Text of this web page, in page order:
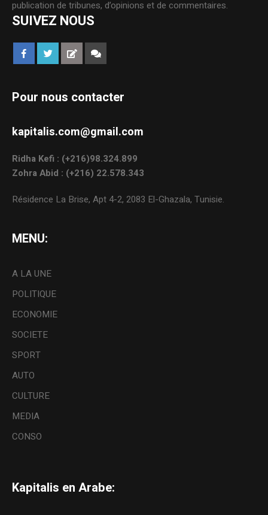
publication de tribunes, d’opinions et de commentaires.
SUIVEZ NOUS
Pour nous contacter
kapitalis.com@gmail.com
Ridha Kefi : (+216)98.324.899
Zohra Abid : (+216) 22.578.343
Résidence La Brise, Apt 4-2, 2083 El-Ghazala, Tunisie.
MENU:
A LA UNE
POLITIQUE
ECONOMIE
SOCIETE
SPORT
AUTO
CULTURE
MEDIA
CONSO
Kapitalis en Arabe: